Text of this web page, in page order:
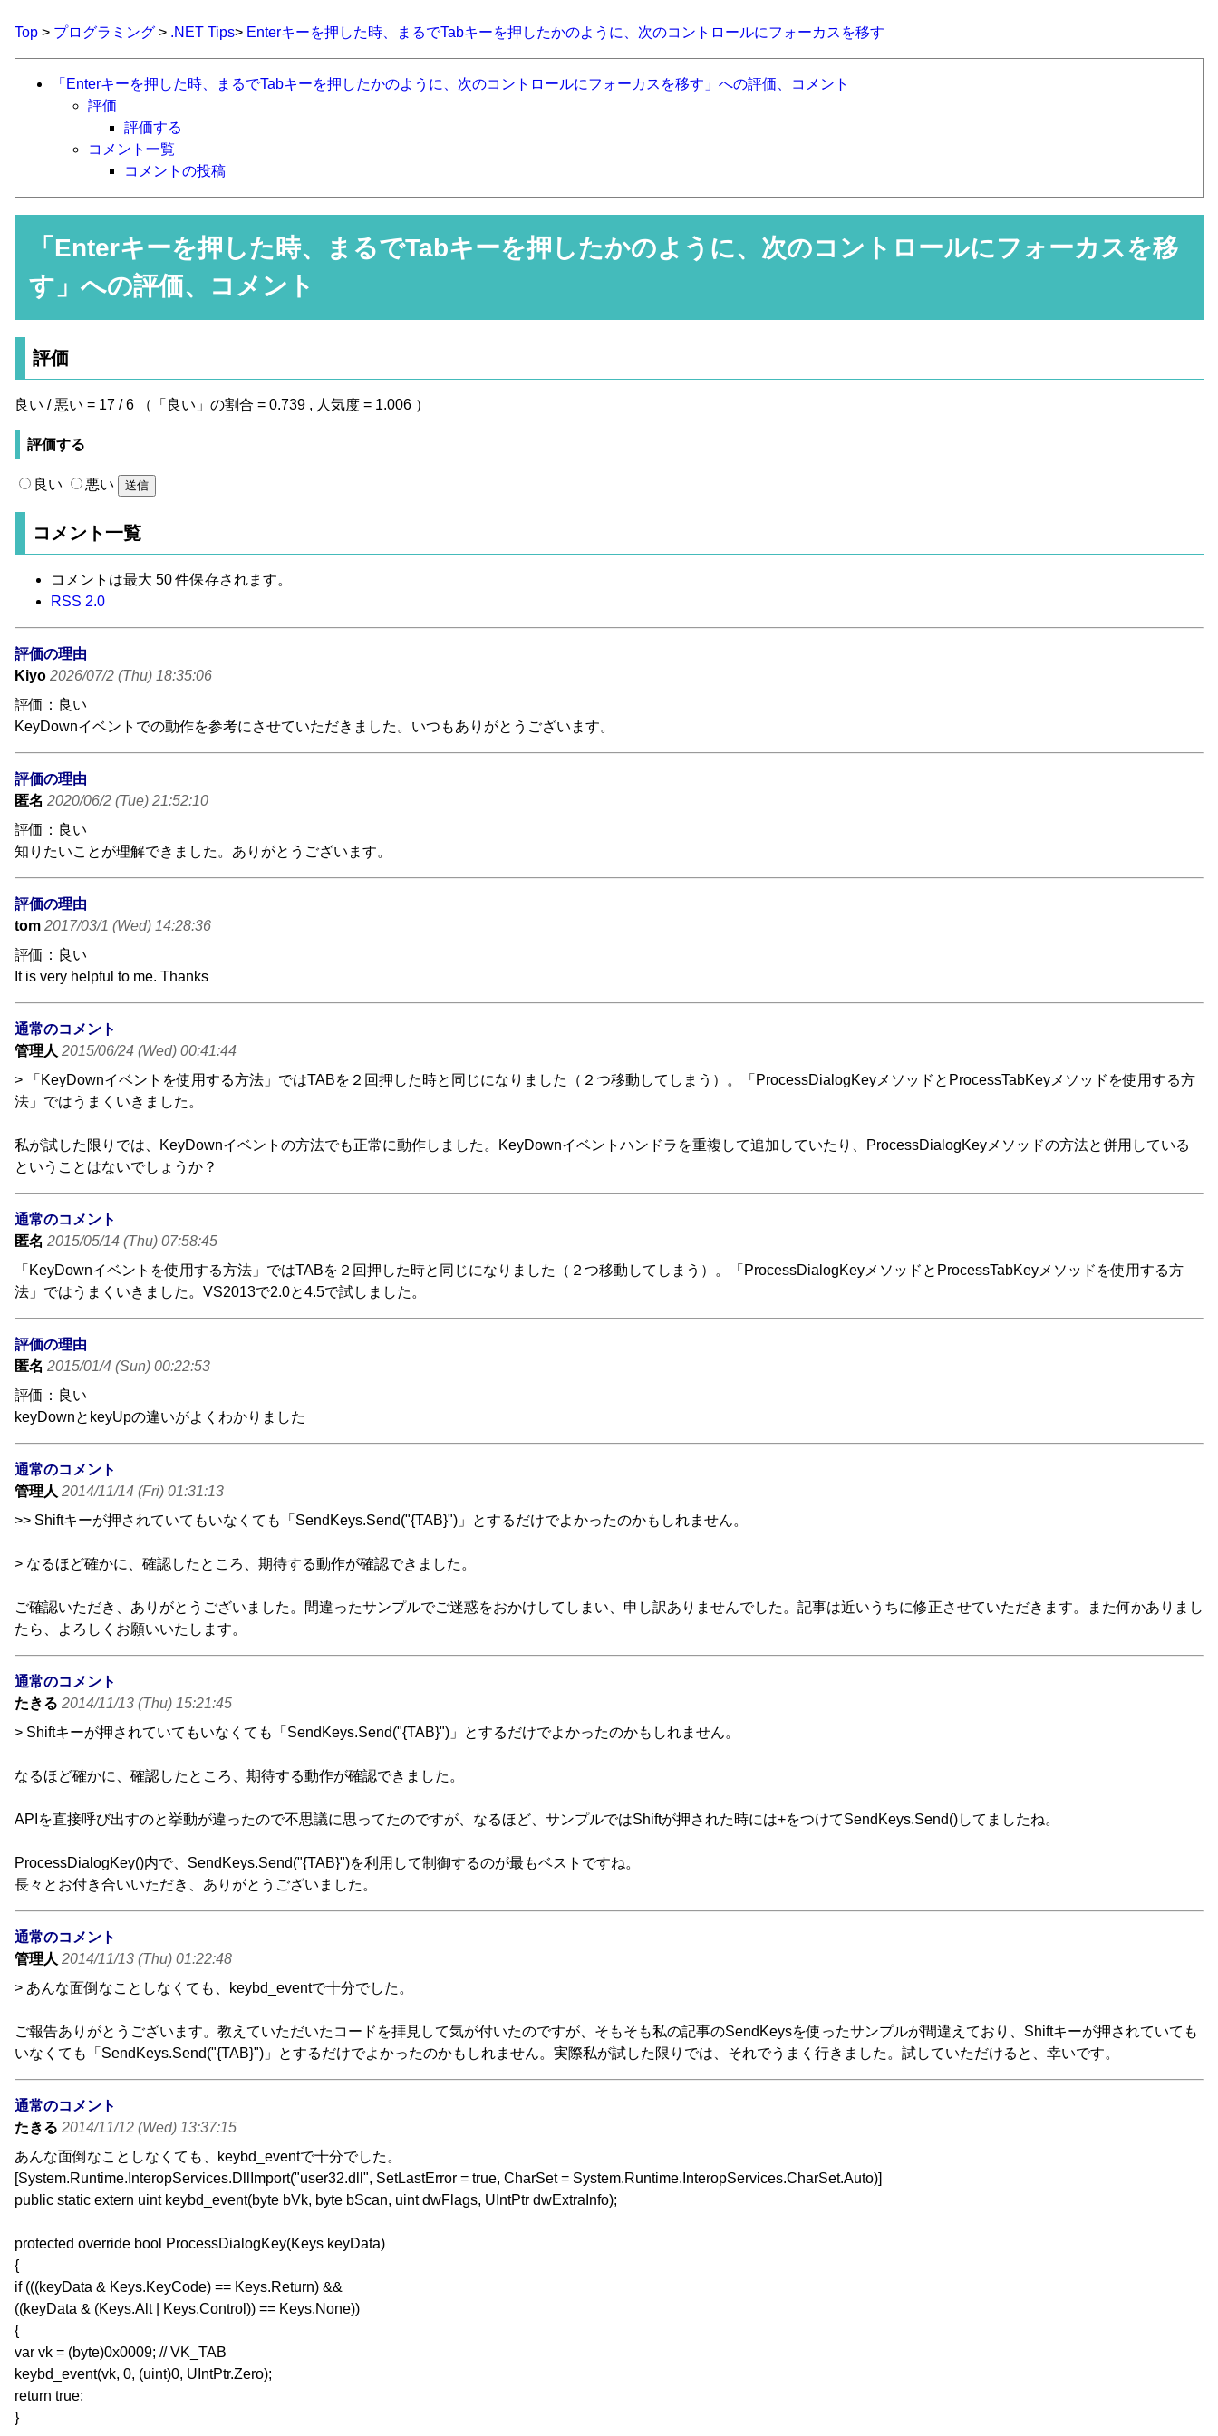
Top > プログラミング > .NET Tips> Enterキーを押した時、まるでTabキーを押したかのように、次のコントロールにフォーカスを移す
「Enterキーを押した時、まるでTabキーを押したかのように、次のコントロールにフォーカスを移す」への評価、コメント
評価
評価する
コメント一覧
コメントの投稿
「 Enterキーを押した時、まるでTabキーを押したかのように、次のコントロールにフォーカスを移
す 」への評価、コメント
評価
良い / 悪い = 17 / 6 （「良い」の割合 = 0.739 , 人気度 = 1.006 ）
評価する
良い 悪い
コメント一覧
コメントは最大 50 件保存されます。
RSS 2.0
評価の理由
Kiyo 2026/07/2 (Thu) 18:35:06
評価：良い
KeyDownイベントでの動作を参考にさせていただきました。いつもありがとうございます。
評価の理由
匿名 2020/06/2 (Tue) 21:52:10
評価：良い
知りたいことが理解できました。ありがとうございます。
評価の理由
tom 2017/03/1 (Wed) 14:28:36
評価：良い
It is very helpful to me. Thanks
通常のコメント
管理人 2015/06/24 (Wed) 00:41:44
> 「KeyDownイベントを使用する方法」ではTABを２回押した時と同じになりました（２つ移動してしまう）。「ProcessDialogKeyメソッドとProcessTabKeyメソッドを使用する方
法」ではうまくいきました。
私が試した限りでは、KeyDownイベントの方法でも正常に動作しました。KeyDownイベントハンドラを重複して追加していたり、ProcessDialogKeyメソッドの方法と併用している
ということはないでしょうか？
通常のコメント
匿名 2015/05/14 (Thu) 07:58:45
「KeyDownイベントを使用する方法」ではTABを２回押した時と同じになりました（２つ移動してしまう）。「ProcessDialogKeyメソッドとProcessTabKeyメソッドを使用する方
法」ではうまくいきました。VS2013で2.0と4.5で試しました。
評価の理由
匿名 2015/01/4 (Sun) 00:22:53
評価：良い
keyDownとkeyUpの違いがよくわかりました
通常のコメント
管理人 2014/11/14 (Fri) 01:31:13
>> Shiftキーが押されていてもいなくても「SendKeys.Send("{TAB}")」とするだけでよかったのかもしれません。
> なるほど確かに、確認したところ、期待する動作が確認できました。
ご確認いただき、ありがとうございました。間違ったサンプルでご迷惑をおかけしてしまい、申し訳ありませんでした。記事は近いうちに修正させていただきます。また何かありまし
たら、よろしくお願いいたします。
通常のコメント
たきる 2014/11/13 (Thu) 15:21:45
> Shiftキーが押されていてもいなくても「SendKeys.Send("{TAB}")」とするだけでよかったのかもしれません。
なるほど確かに、確認したところ、期待する動作が確認できました。
APIを直接呼び出すのと挙動が違ったので不思議に思ってたのですが、なるほど、サンプルではShiftが押された時には+をつけてSendKeys.Send()してましたね。
ProcessDialogKey()内で、SendKeys.Send("{TAB}")を利用して制御するのが最もベストですね。
長々とお付き合いいただき、ありがとうございました。
通常のコメント
管理人 2014/11/13 (Thu) 01:22:48
> あんな面倒なことしなくても、keybd_eventで十分でした。
ご報告ありがとうございます。教えていただいたコードを拝見して気が付いたのですが、そもそも私の記事のSendKeysを使ったサンプルが間違えており、Shiftキーが押されていても
いなくても「SendKeys.Send("{TAB}")」とするだけでよかったのかもしれません。実際私が試した限りでは、それでうまく行きました。試していただけると、幸いです。
通常のコメント
たきる 2014/11/12 (Wed) 13:37:15
あんな面倒なことしなくても、keybd_eventで十分でした。
[System.Runtime.InteropServices.DllImport("user32.dll", SetLastError = true, CharSet = System.Runtime.InteropServices.CharSet.Auto)]
public static extern uint keybd_event(byte bVk, byte bScan, uint dwFlags, UIntPtr dwExtraInfo);
protected override bool ProcessDialogKey(Keys keyData)
{
if (((keyData & Keys.KeyCode) == Keys.Return) &&
((keyData & (Keys.Alt | Keys.Control)) == Keys.None))
{
var vk = (byte)0x0009; // VK_TAB
keybd_event(vk, 0, (uint)0, UIntPtr.Zero);
return true;
}